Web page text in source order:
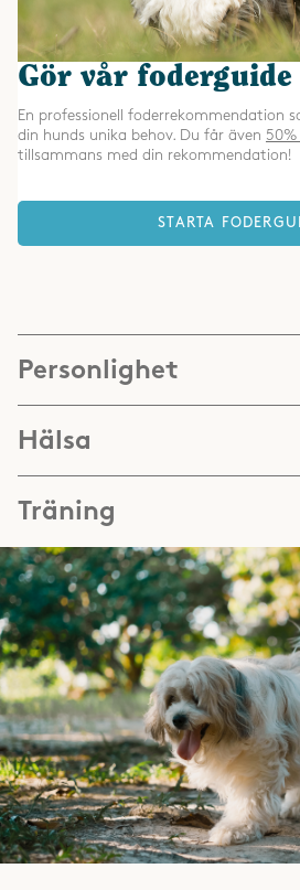
Gör vår foderguide
En professionell foderrekommendation
din hunds unika behov. Du får även
tillsammans med din rekommendation!
STARTA
Personlighet
Hälsa
Träning